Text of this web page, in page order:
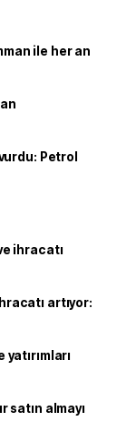
ile her an
Petrol
ihracatı
artıyor:
satın almayı